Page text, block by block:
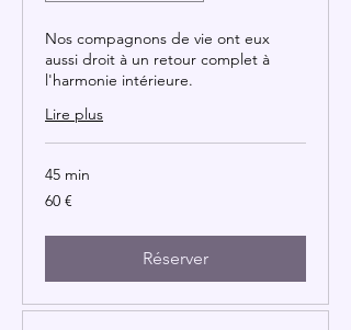
Nos compagnons de vie ont eux
aussi droit à un retour complet à
l'harmonie intérieure.
Lire plus
45 min
60
euros
60 €
Réserver